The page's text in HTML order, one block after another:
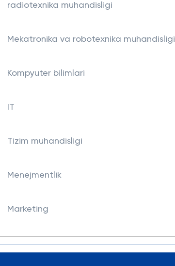
radiotexnika muhandisligi
Mekatronika va robotexnika muhandisligi
Kompyuter bilimlari
IT
Tizim muhandisligi
Menejmentlik
Marketing